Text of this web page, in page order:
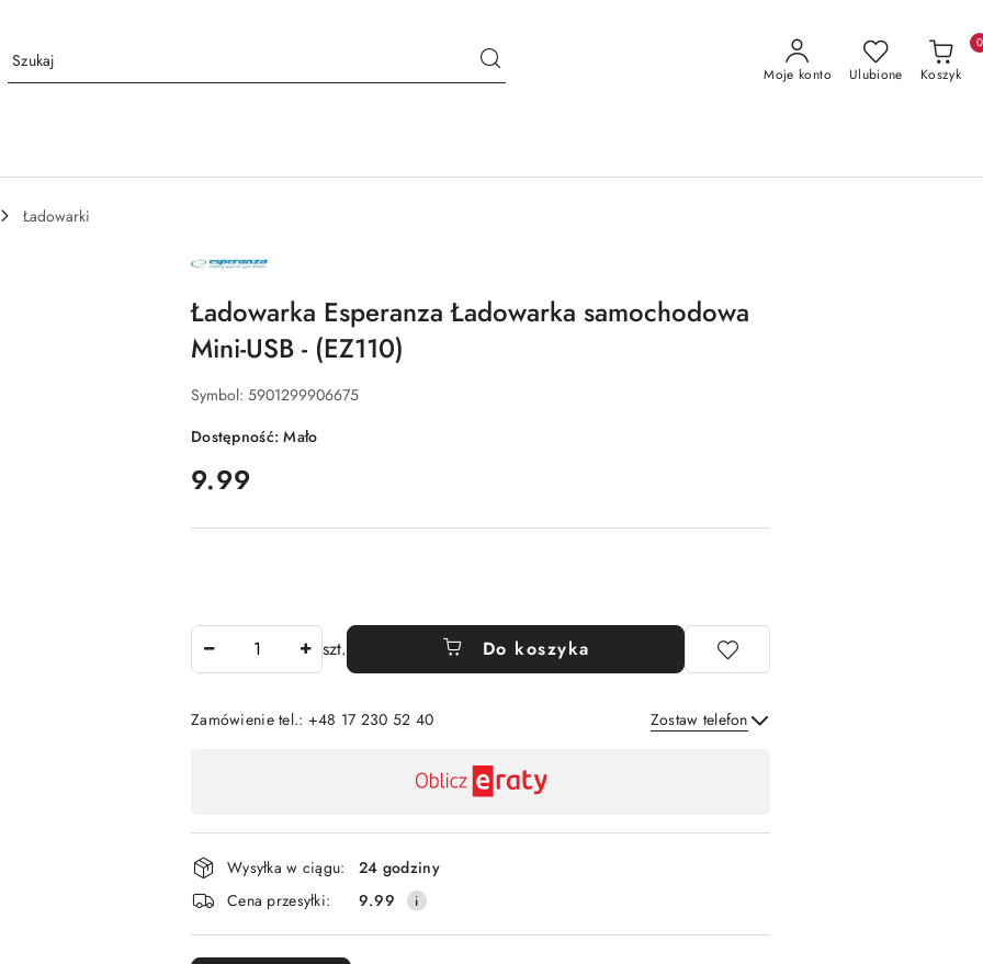
Moje konto Ulubione Koszyk
0
Ładowarki
NAZWA
PRODUCENTA:
Ładowarka Esperanza Ładowarka samochodowa
Mini-USB - (EZ110)
Symbol: 5901299906675
Dostępność:Mało
cena:
9.99
szt. Do koszyka
Zamówienie tel.: +48 17 230 52 40 Zostaw telefon
płatność
i
dostawa
Wysyłka w ciągu:
24 godziny
Cena przesyłki:
9.99